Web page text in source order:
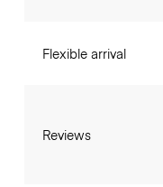
Flexible arrival
Reviews